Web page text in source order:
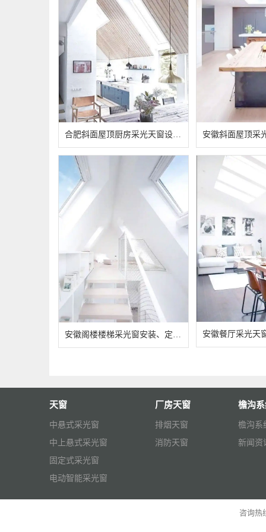
天窗
中悬式采光窗
中上悬式采光窗
固定式采光窗
电动智能采光窗
厂房天窗
排烟天窗
消防天窗
檐沟
檐沟系
新闻资
咨询热